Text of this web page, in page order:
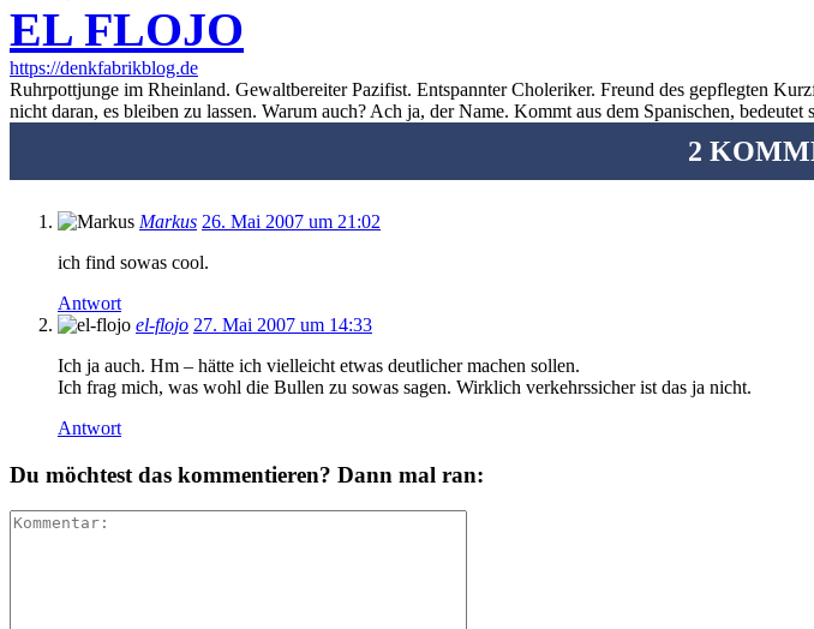
EL FLOJO
https://denkfabrikblog.de
Ruhrpottjunge im Rheinland. Gewaltbereiter Pazifist. Entspannter Choleriker. Freund des gepflegten
nicht daran, es bleiben zu lassen. Warum auch? Ach ja, der Name. Kommt aus dem Spanischen,
2
Markus 26. Mai 2007 um 21:02
ich find sowas cool.
Antwort
el-flojo 27. Mai 2007 um 14:33
Ich ja auch. Hm – hätte ich vielleicht etwas deutlicher machen sollen.
Ich frag mich, was wohl die Bullen zu sowas sagen. Wirklich verkehrssicher ist das ja nicht.
Antwort
Du möchtest das kommentieren? Dann mal ran: